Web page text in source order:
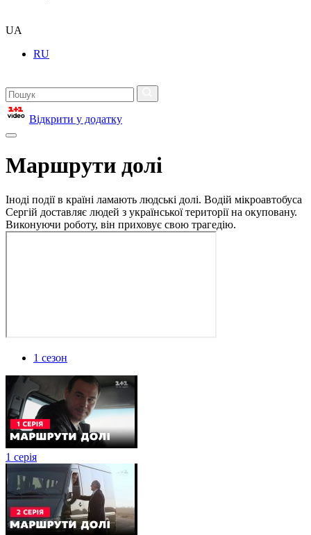
UA
RU
Відкрити у додатку
Маршрути долі
Іноді події в країні ламають людські долі. Водій мікроавтобуса
Сергій доставляє людей з української території на окуповану.
Виконуючи роботу, він приховує свою трагедію.
1 сезон
1 серія